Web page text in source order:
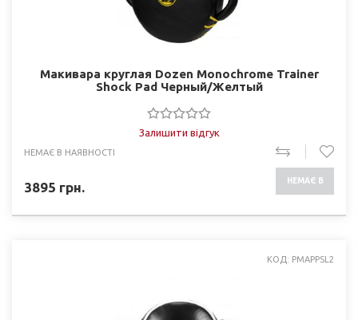
Макивара круглая Dozen Monochrome Trainer
Shock Pad Черный/Желтый
Залишити відгук
НЕМАЄ В НАЯВНОСТІ
3895 грн. НЕМАЄ В
КОД: PMAPPSL2